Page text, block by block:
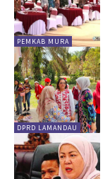
PEMKAB MURA
DPRD LAMANDAU